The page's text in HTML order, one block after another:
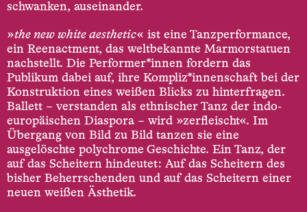
schwanken, auseinander.
»the new white aesthetic« ist eine Tanzperformance,
ein Reenactment, das weltbekannte Marmorstatuen
nachstellt. Die Performer*innen fordern das
Publikum dabei auf, ihre Kompliz*innen­schaft bei der
Konstruktion eines weißen Blicks zu hinterfragen.
Ballett – verstanden als ethnischer Tanz der indo­
europäischen Diaspora – wird »zerfleischt«. Im
Übergang von Bild zu Bild tanzen sie eine
ausgelöschte polychrome Geschichte. Ein Tanz, der
auf das Scheitern hindeutet: Auf das Scheitern des
bisher Beherrschenden und auf das Scheitern einer
neuen weißen Ästhetik.